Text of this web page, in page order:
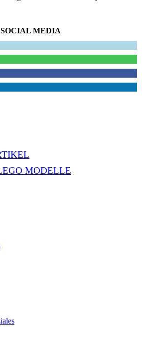
SOCIAL MEDIA
MODELLE